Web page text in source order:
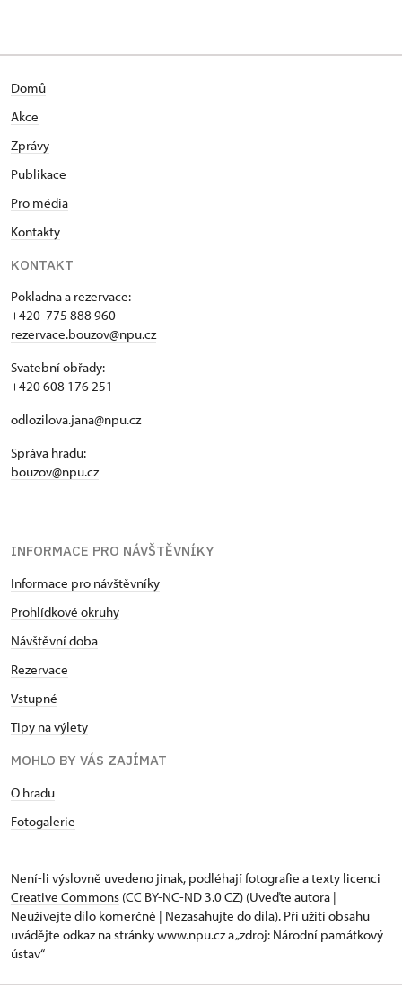
Domů
Akce
Zprávy
Publikace
Pro média
Kontakty
KONTAKT
Pokladna a rezervace:
+420 775 888 960
rezervace.bouzov@npu.cz
Svatební obřady:
+420 608 176 251
odlozilova.jana@npu.cz
Správa hradu:
bouzov@npu.cz
INFORMACE PRO NÁVŠTĚVNÍKY
Informace pro návštěvníky
Prohlídkové okruhy
Návštěvní doba
Rezervace
Vstupné
Tipy na výlety
MOHLO BY VÁS ZAJÍMAT
O hradu
Fotogalerie
Není-li výslovně uvedeno jinak, podléhají fotografie a texty licenci
Creative Commons (CC BY-NC-ND 3.0 CZ) (Uveďte autora |
Neužívejte dílo komerčně | Nezasahujte do díla). Při užití obsahu
uvádějte odkaz na stránky www.npu.cz a „zdroj: Národní památkový
ústav“